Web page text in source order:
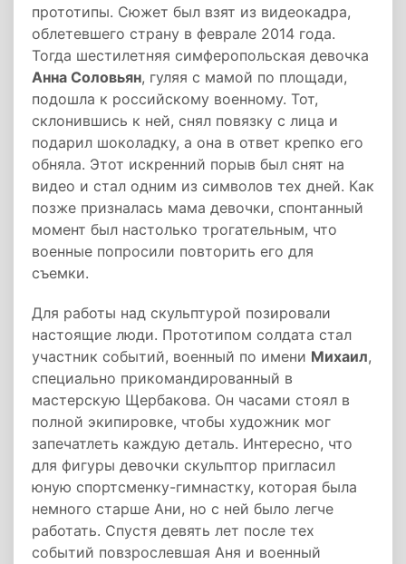
прототипы. Сюжет был взят из видеокадра,
облетевшего страну в феврале 2014 года.
Тогда шестилетняя симферопольская девочка
Анна Соловьян, гуляя с мамой по площади,
подошла к российскому военному. Тот,
склонившись к ней, снял повязку с лица и
подарил шоколадку, а она в ответ крепко его
обняла. Этот искренний порыв был снят на
видео и стал одним из символов тех дней. Как
позже призналась мама девочки, спонтанный
момент был настолько трогательным, что
военные попросили повторить его для
съемки.
Для работы над скульптурой позировали
настоящие люди. Прототипом солдата стал
участник событий, военный по имени Михаил,
специально прикомандированный в
мастерскую Щербакова. Он часами стоял в
полной экипировке, чтобы художник мог
запечатлеть каждую деталь. Интересно, что
для фигуры девочки скульптор пригласил
юную спортсменку-гимнастку, которая была
немного старше Ани, но с ней было легче
работать. Спустя девять лет после тех
событий повзрослевшая Аня и военный